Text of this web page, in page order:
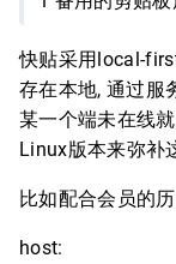
快贴采用local-
存在本地, 通过服
某一个端未在线
Linux版本来弥补
比如配合会员的
host: